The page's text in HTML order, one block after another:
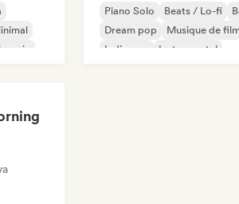
Piano Solo Beats / Lo-fi
Dream pop
Musique de
Indie pop
Instrumental